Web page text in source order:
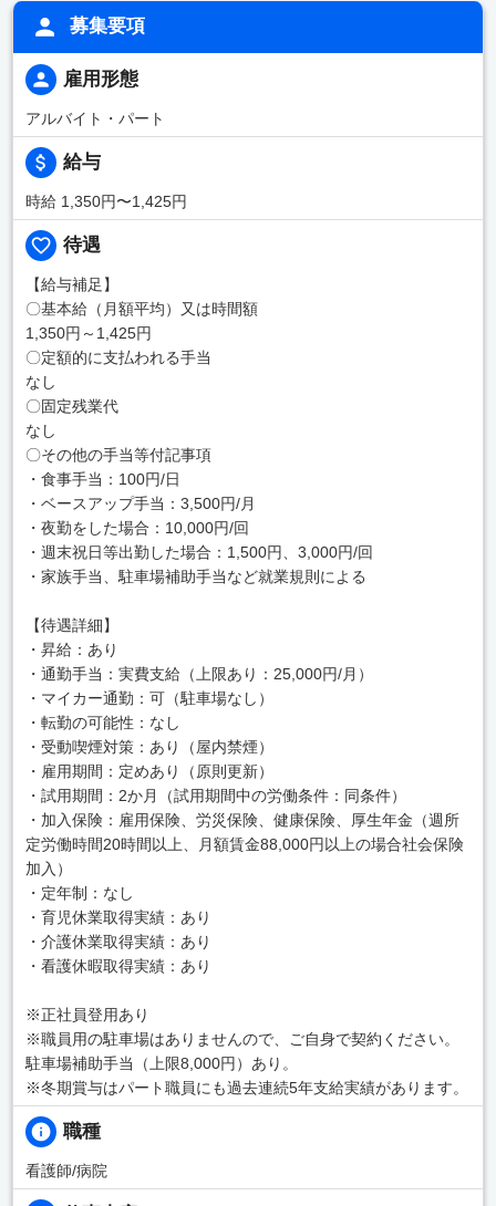
募集要項
雇用形態
アルバイト・パート
給与
時給 1,350円〜1,425円
待遇
【給与補足】
〇基本給（月額平均）又は時間額
1,350円～1,425円
〇定額的に支払われる手当
なし
〇固定残業代
なし
〇その他の手当等付記事項
・食事手当：100円/日
・ベースアップ手当：3,500円/月
・夜勤をした場合：10,000円/回
・週末祝日等出勤した場合：1,500円、3,000円/回
・家族手当、駐車場補助手当など就業規則による
【待遇詳細】
・昇給：あり
・通勤手当：実費支給（上限あり：25,000円/月）
・マイカー通勤：可（駐車場なし）
・転勤の可能性：なし
・受動喫煙対策：あり（屋内禁煙）
・雇用期間：定めあり（原則更新）
・試用期間：2か月（試用期間中の労働条件：同条件）
・加入保険：雇用保険、労災保険、健康保険、厚生年金（週所
定労働時間20時間以上、月額賃金88,000円以上の場合社会保険
加入）
・定年制：なし
・育児休業取得実績：あり
・介護休業取得実績：あり
・看護休暇取得実績：あり
※正社員登用あり
※職員用の駐車場はありませんので、ご自身で契約ください。
駐車場補助手当（上限8,000円）あり。
※冬期賞与はパート職員にも過去連続5年支給実績があります。
職種
看護師/病院